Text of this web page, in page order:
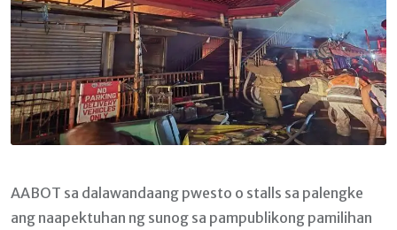
AABOT sa dalawandaang pwesto o stalls sa palengke
ang naapektuhan ng sunog sa pampublikong pamilihan